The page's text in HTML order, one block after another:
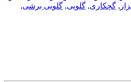
, گچکاری, گلویی, گلویی برشی,